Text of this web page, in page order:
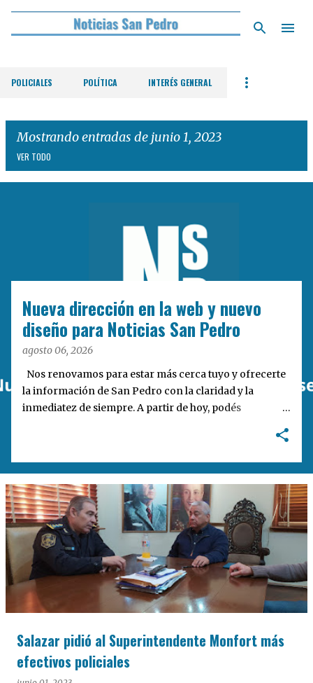
Ir al contenido principal
POLICIALES POLÍTICA INTERÉS GENERAL
Mostrando entradas de junio 1, 2023
VER TODO
Nueva dirección en la web y nuevo
diseño para Noticias San Pedro
agosto 06, 2026
Nos renovamos para estar más cerca tuyo y ofrecerte
la información de San Pedro con la claridad y la
inmediatez de siempre. A partir de hoy, podés
Desarrollamos una interfaz más ágil, moderna e
intuitiva, pensada para optimizar la navegación desde
cualquier dispositivo, facilitar el acceso a las noticias
locales y potenciar la interacción de los lectores con
nuestros contenidos.
Salazar pidió al Superintendente Monfort más
efectivos policiales